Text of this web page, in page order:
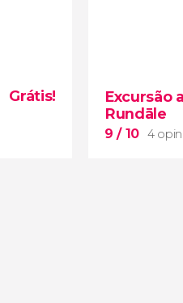
em 24 ou 48
Grátis!
Excursão
Rundāle
9/ 10 4